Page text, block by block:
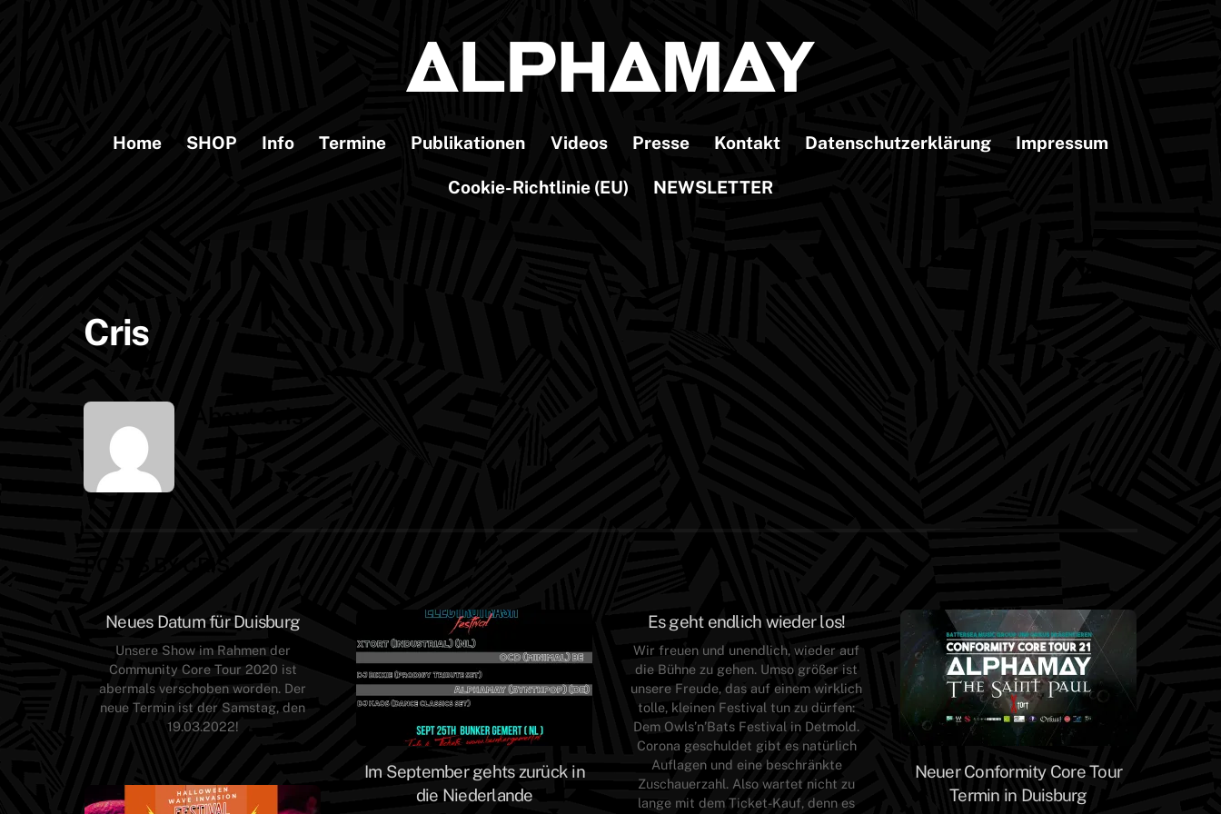
Home SHOP Info Termine Publikationen Videos Presse Kontakt Datenschutzerklärung Impressum
Cookie-Richtlinie (EU) NEWSLETTER
Cris
Neues Datum für Duisburg
Unsere Show im Rahmen der
Community Core Tour 2020 ist
abermals verschoben worden. Der
neue Termin ist der Samstag, den
19.03.2022!
Im September gehts zurück in
die Niederlande
Es geht endlich wieder los!
Wir freuen und unendlich, wieder auf
die Bühne zu gehen. Umso größer ist
unsere Freude, das auf einem wirklich
tolle, kleinen Festival tun zu dürfen:
Dem Owls’n’Bats Festival in Detmold.
Corona geschuldet gibt es natürlich
Auflagen und eine beschränkte
Zuschauerzahl. Also wartet nicht zu
lange mit dem Ticket-Kauf, denn es
Neuer Conformity Core Tour
Termin in Duisburg